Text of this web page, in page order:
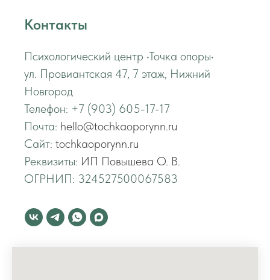
Контакты
Психологический центр •Точка опоры•
ул. Провиантская 47, 7 этаж, Нижний
Новгород
Телефон: +7 (903) 605-17-17
Почта: hello@tochkaoporynn.ru
Сайт: tochkaoporynn.ru
Реквизиты: ИП Повышева О. В.
ОГРНИП: 324527500067583